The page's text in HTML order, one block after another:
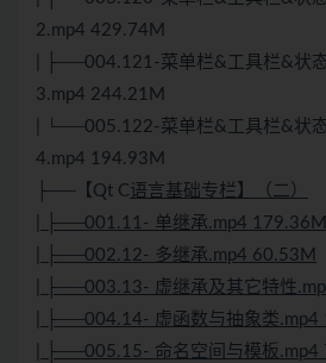
2.mp4 429.74M
| ├──004.121-菜单栏&工具栏&状
3.mp4 244.21M
| └──005.122-菜单栏&工具栏&状
4.mp4 194.93M
├──【Qt C语言基础专栏】（二）
| ├──001.11- 单继承.mp4 179.36M
| ├──002.12- 多继承.mp4 60.53M
| ├──003.13- 虚继承及其它特性
| ├──004.14- 虚函数与抽象类.mp4
| ├──005.15- 命名空间与模板.mp4